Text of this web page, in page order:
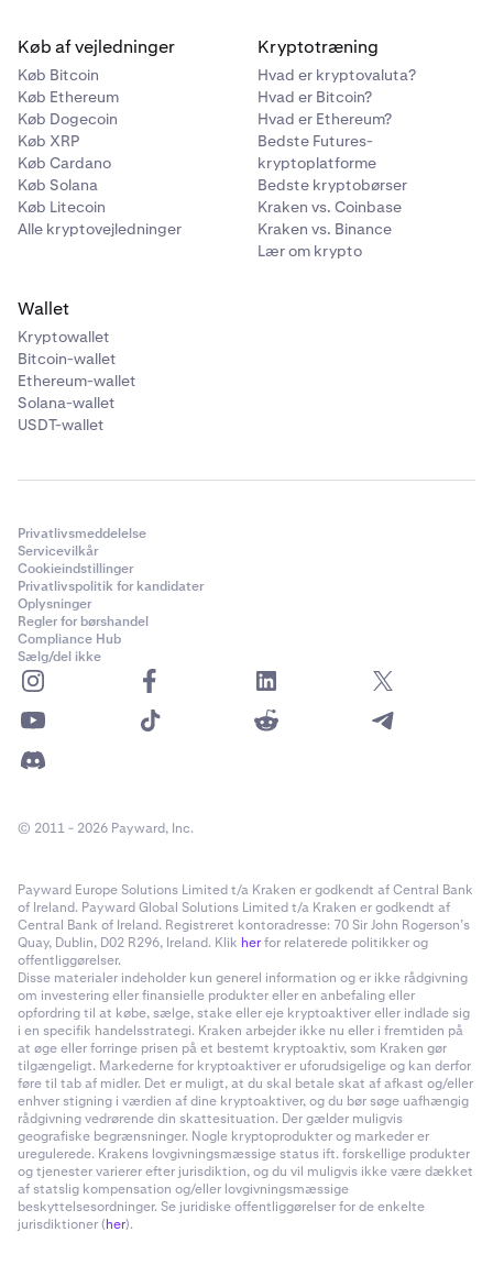
Køb af vejledninger
Køb Bitcoin
Køb Ethereum
Køb Dogecoin
Køb XRP
Køb Cardano
Køb Solana
Køb Litecoin
Alle kryptovejledninger
Kryptotræning
Hvad er kryptovaluta?
Hvad er Bitcoin?
Hvad er Ethereum?
Bedste Futures-
kryptoplatforme
Bedste kryptobørser
Kraken vs. Coinbase
Kraken vs. Binance
Lær om krypto
Wallet
Kryptowallet
Bitcoin-wallet
Ethereum-wallet
Solana-wallet
USDT-wallet
Privatlivsmeddelelse
Servicevilkår
Cookieindstillinger
Privatlivspolitik for kandidater
Oplysninger
Regler for børshandel
Compliance Hub
Sælg/del ikke
© 2011 - 2026 Payward, Inc.
Payward Europe Solutions Limited t/a Kraken er godkendt af Central Bank
of Ireland. Payward Global Solutions Limited t/a Kraken er godkendt af
Central Bank of Ireland. Registreret kontoradresse: 70 Sir John Rogerson’s
Quay, Dublin, D02 R296, Ireland. Klik herfor relaterede politikker og
offentliggørelser.
Disse materialer indeholder kun generel information og er ikke rådgivning
om investering eller finansielle produkter eller en anbefaling eller
opfordring til at købe, sælge, stake eller eje kryptoaktiver eller indlade sig
i en specifik handelsstrategi. Kraken arbejder ikke nu eller i fremtiden på
at øge eller forringe prisen på et bestemt kryptoaktiv, som Kraken gør
tilgængeligt. Markederne for kryptoaktiver er uforudsigelige og kan derfor
føre til tab af midler. Det er muligt, at du skal betale skat af afkast og/eller
enhver stigning i værdien af dine kryptoaktiver, og du bør søge uafhængig
rådgivning vedrørende din skattesituation. Der gælder muligvis
geografiske begrænsninger. Nogle kryptoprodukter og markeder er
uregulerede. Krakens lovgivningsmæssige status ift. forskellige produkter
og tjenester varierer efter jurisdiktion, og du vil muligvis ikke være dækket
af statslig kompensation og/eller lovgivningsmæssige
beskyttelsesordninger. Se juridiske offentliggørelser for de enkelte
jurisdiktioner (her).